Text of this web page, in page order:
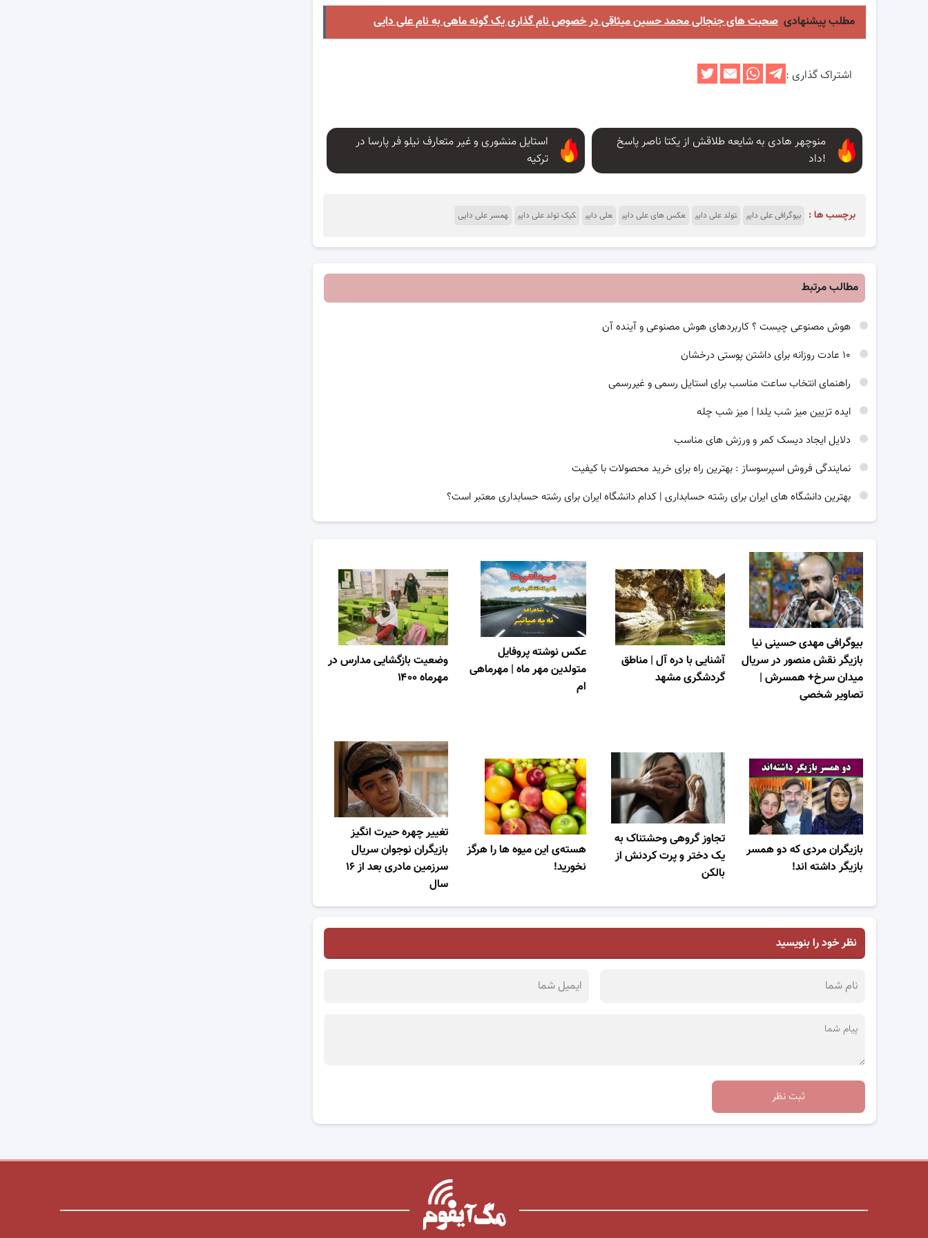
مطلب پیشنهادی صحبت های جنجالی محمد حسین میثاقی در خصوص نام گذاری یک گونه ماهی به نام علی دایی
اشتراک گذاری :
استایل منشوری و غیر متعارف نیلو فر پارسا در
ترکیه
منوچهر هادی به شایعه طلاقش از یکتا ناصر پاسخ
داد!
برچسب ها : بیوگرافی علی دایی تولد علی دایی عکس های علی دایی علی دایی کیک تولد علی دایی همسر علی دایی
مطالب مرتبط
هوش مصنوعی چیست ؟ کاربردهای هوش مصنوعی و آینده آن
راهنمای انتخاب ساعت مناسب برای استایل رسمی و غیررسمی
ایده تزیین میز شب یلدا | میز شب چله
دلایل ایجاد دیسک کمر و ورزش های مناسب
نمایندگی فروش اسپرسوساز : بهترین راه برای خرید محصولات با کیفیت
بهترین دانشگاه های ایران برای رشته حسابداری | کدام دانشگاه ایران برای رشته حسابداری معتبر است؟
وضعیت بازگشایی مدارس در
مهرماه ۱۴۰۰
عکس نوشته پروفایل
متولدین مهر ماه | مهرماهی
ام
آشنایی با دره آل | مناطق
گردشگری مشهد
بیوگرافی مهدی حسینی نیا
بازیگر نقش منصور در سریال
میدان سرخ+ همسرش |
تصاویر شخصی
تغییر چهره حیرت انگیز
بازیگران نوجوان سریال
سرزمین مادری بعد از ۱۶
سال
هسته‌ی این میوه ها را هرگز
نخورید!
تجاوز گروهی وحشتناک به
یک دختر و پرت کردنش از
بالکن
بازیگران مردی که دو همسر
بازیگر داشته اند!
نظر خود را بنویسید
ثبت نظر